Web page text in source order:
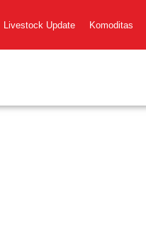
Livestock Update Komoditas